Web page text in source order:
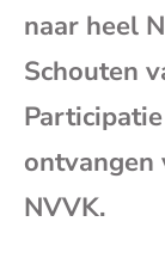
naar heel
Schouten
ontvangen
NVVK.